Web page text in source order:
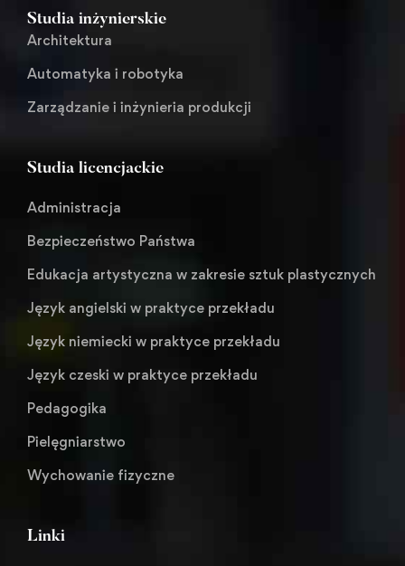
Studia inżynierskie
Architektura
Automatyka i robotyka
Zarządzanie i inżynieria produkcji
Studia licencjackie
Administracja
Bezpieczeństwo Państwa
Edukacja artystyczna w zakresie sztuk plastycznych
Język angielski w praktyce przekładu
Język niemiecki w praktyce przekładu
Język czeski w praktyce przekładu
Pedagogika
Pielęgniarstwo
Wychowanie fizyczne
Linki